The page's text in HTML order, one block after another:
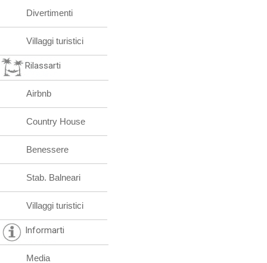
Divertimenti
Villaggi turistici
Rilassarti
Airbnb
Country House
Benessere
Stab. Balneari
Villaggi turistici
Informarti
Media